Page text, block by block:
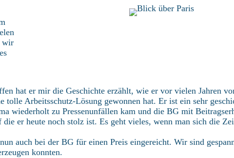
wir
hat er mir die Geschichte erzählt, wie er vor vielen Jahren
tolle Arbeitsschutz-Lösung gewonnen hat. Er ist ein sehr
wiederholt zu Pressenunfällen kam und die BG mit
er heute noch stolz ist. Es geht vieles, wenn man sich die
auch bei der BG für einen Preis eingereicht. Wir sind
konnten.